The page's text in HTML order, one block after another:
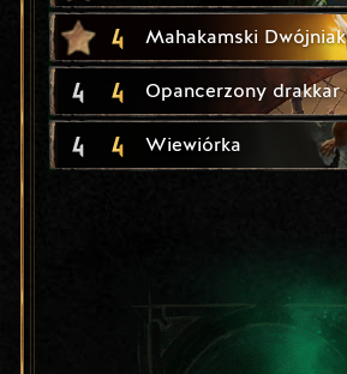
4 Mahakamski Dwójniak
4 4 Opancerzony drakkar
4 4 Wiewiórka